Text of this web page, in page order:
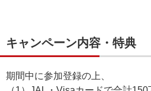
キャンペーン内容・特典
期間中に参加登録の上、